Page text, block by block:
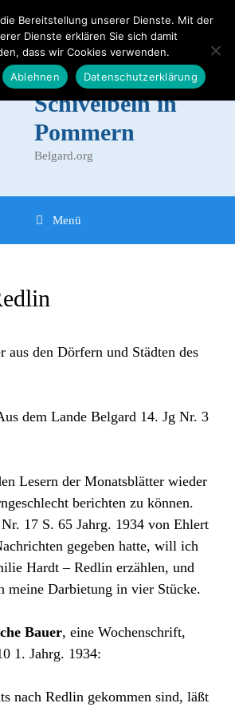
Der Kreis
Belgard -
Schivelbein in
Pommern
Belgard.org
Menü
aus den Dörfern und Städten des
dem Lande Belgard 14. Jg Nr. 3
Lesern der Monatsblätter wieder
berichten zu können.
17 S. 65 Jahrg. 1934 von Ehlert
gegeben hatte, will ich
Hardt – Redlin erzählen, und
meine Darbietung in vier Stücke.
Bauer, eine Wochenschrift,
1. Jahrg. 1934:
nach Redlin gekommen sind, läßt
Bereitstellung unserer Dienste. Mit der
Dienste erklären Sie sich damit
dass wir Cookies verwenden.
Ablehnen Datenschutzerklärung